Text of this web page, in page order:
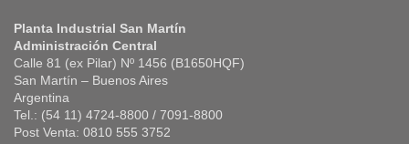
Planta Industrial San Martín
Administración Central
Calle 81 (ex Pilar) Nº 1456 (B1650HQF)
San Martín – Buenos Aires
Argentina
Tel.: (54 11) 4724-8800 / 7091-8800
Post Venta: 0810 555 3752